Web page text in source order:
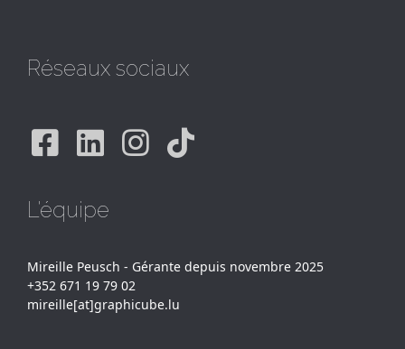
Réseaux sociaux
Facebook
Linkedin
Instagram
Tiktok
L'équipe
Mireille Peusch - Gérante depuis novembre 2025
+352 671 19 79 02
mireille[at]graphicube.lu